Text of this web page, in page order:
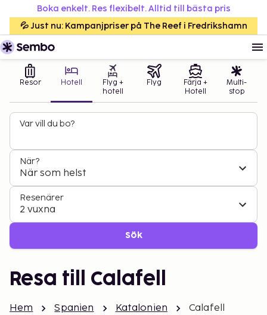
Boka enkelt. Res flexibelt. Alltid till bästa pris
💦 Just nu: Kampanjpriser på The Reef i Fredrikshamn
Resor Hotell
Flyg +
hotell
Flyg
Färja +
Hotell
Multi-
stop
Var vill du bo?
När?
När som helst
Resenärer
2 vuxna
Sök
Resa till Calafell
Hem Spanien Katalonien Calafell